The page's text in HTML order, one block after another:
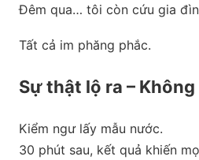
Đêm qua… tôi còn cứu gia
Tất cả im phăng phắc.
Sự thật lộ ra –
Kiểm ngư lấy mẫu nước.
30 phút sau, kết quả khiến